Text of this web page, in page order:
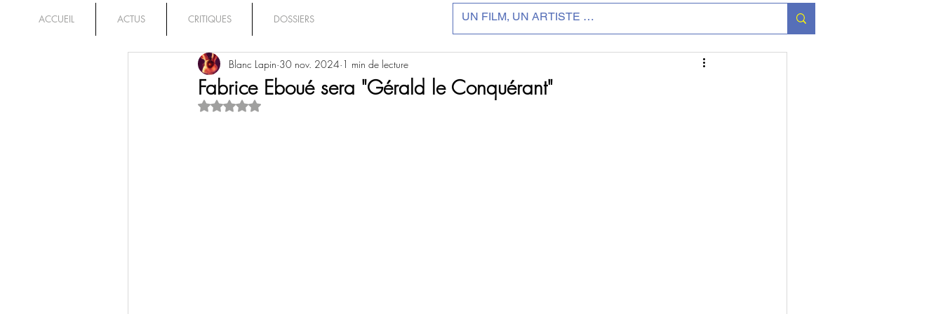
ACCUEIL ACTUS CRITIQUES DOSSIERS
Fabrice Eboué sera "Gérald le Conquérant"
Blanc Lapin 30 nov. 2024 1 min de lecture
Noté NaN étoiles sur 5.